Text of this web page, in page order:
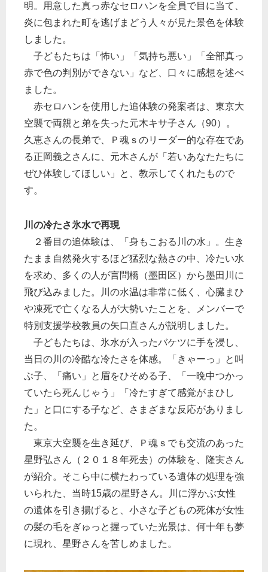
明。用意した真っ赤なセロハンを全員で目に当て、
炎に包まれた町を逃げまどう人々が見た景色を体験
しました。
子どもたちは「怖い」「気持ち悪い」「全部真っ
赤で色の判別ができない」など、口々に感想を述べ
ました。
赤セロハンを使用した追体験の発案者は、東京大
空襲で両親と弟を失った元木キサ子さん（90）。
久恵さんの長弟で、Ｐ魂ｓのリーダー的な存在であ
る正岡義之さんに、元木さんが「若いあなたたちに
ぜひ体験してほしい」と、教示してくれたもので
す。
川の冷たさ氷水で再現
２番目の追体験は、「身もこおる川の水」。生き
たまま自然発火するほど猛烈な熱さの中、冷たい水
を求め、多くの人が言問橋（墨田区）から墨田川に
飛び込みました。川の水温は非常に低く、心臓まひ
や凍死で亡くなる人が大勢いたことを、メンバーで
特別支援学校教員の矢口直さんが説明しました。
子どもたちは、氷水が入ったバケツに手を浸し、
当日の川の冷酷な冷たさを体感。「きゃーっ」と叫
ぶ子、「痛い」と眉をひそめる子、「一晩中つかっ
ていたら死んじゃう」「冷たすぎて感覚がまひし
た」と口にする子など、さまざまな反応がありまし
た。
東京大空襲を生き延び、Ｐ魂ｓでも交流のあった
星野弘さん（２０１８年死去）の体験を、隆実さん
が紹介。そこら中に横たわっている遺体の処理を強
いられた、当時15歳の星野さん。川に浮かぶ女性
の遺体を引き揚げると、小さな子どもの死体が女性
の髪の毛をぎゅっと握っていた光景は、何十年も夢
に現れ、星野さんを苦しめました。